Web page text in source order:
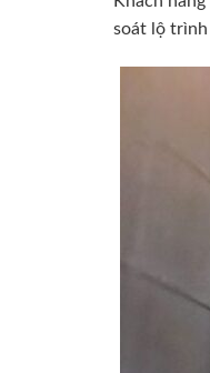
soát lộ trình